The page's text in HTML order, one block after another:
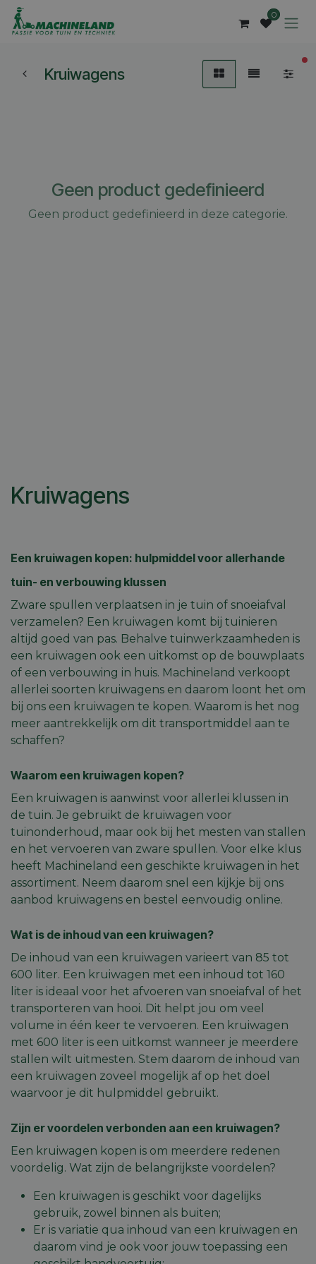
Overslaan naar inhoud
0
Kruiwagens
Geen product gedefinieerd
Geen product gedefinieerd in deze categorie.
Kruiwagens
Een kruiwagen kopen: hulpmiddel voor allerhande
tuin- en verbouwing klussen
Zware spullen verplaatsen in je tuin of snoeiafval
verzamelen? Een kruiwagen komt bij tuinieren
altijd goed van pas. Behalve tuinwerkzaamheden is
een kruiwagen ook een uitkomst op de bouwplaats
of een verbouwing in huis. Machineland verkoopt
allerlei soorten kruiwagens en daarom loont het om
bij ons een kruiwagen te kopen. Waarom is het nog
meer aantrekkelijk om dit transportmiddel aan te
schaffen?
Waarom een kruiwagen kopen?
Een kruiwagen is aanwinst voor allerlei klussen in
de tuin. Je gebruikt de kruiwagen voor
tuinonderhoud, maar ook bij het mesten van stallen
en het vervoeren van zware spullen. Voor elke klus
heeft Machineland een geschikte kruiwagen in het
assortiment. Neem daarom snel een kijkje bij ons
aanbod kruiwagens en bestel eenvoudig online.
Wat is de inhoud van een kruiwagen?
De inhoud van een kruiwagen varieert van 85 tot
600 liter. Een kruiwagen met een inhoud tot 160
liter is ideaal voor het afvoeren van snoeiafval of het
transporteren van hooi. Dit helpt jou om veel
volume in één keer te vervoeren. Een kruiwagen
met 600 liter is een uitkomst wanneer je meerdere
stallen wilt uitmesten. Stem daarom de inhoud van
een kruiwagen zoveel mogelijk af op het doel
waarvoor je dit hulpmiddel gebruikt.
Zijn er voordelen verbonden aan een kruiwagen?
Een kruiwagen kopen is om meerdere redenen
voordelig. Wat zijn de belangrijkste voordelen?
Een kruiwagen is geschikt voor dagelijks
gebruik, zowel binnen als buiten;
Er is variatie qua inhoud van een kruiwagen en
daarom vind je ook voor jouw toepassing een